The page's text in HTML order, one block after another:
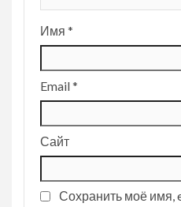
Имя *
Email*
Сайт
Сохранить моё имя,